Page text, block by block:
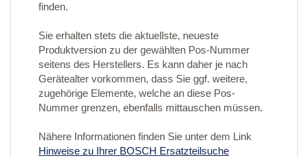
finden.
Sie erhalten stets die aktuellste, neueste
Produktversion zu der gewählten Pos-Nummer
seitens des Herstellers. Es kann daher je nach
Gerätealter vorkommen, dass Sie ggf. weitere,
zugehörige Elemente, welche an diese Pos-
Nummer grenzen, ebenfalls mittauschen müssen.
Nähere Informationen finden Sie unter dem Link
Hinweise zu Ihrer BOSCH Ersatzteilsuche